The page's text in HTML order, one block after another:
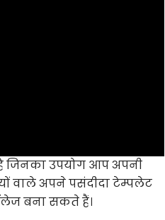
जिनका उपयोग आप अपनी
वाले अपने पसंदीदा टेम्पलेट
बना सकते हैं।